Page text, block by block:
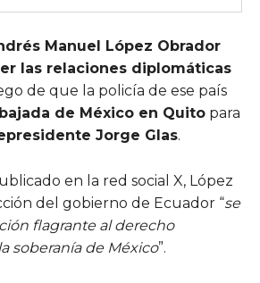
Manuel López Obrador
las relaciones diplomáticas
de que la policía de ese país
de México en Quito para
Jorge Glas.
en la red social X, López
del gobierno de Ecuador “se
flagrante al derecho
soberanía de México”.